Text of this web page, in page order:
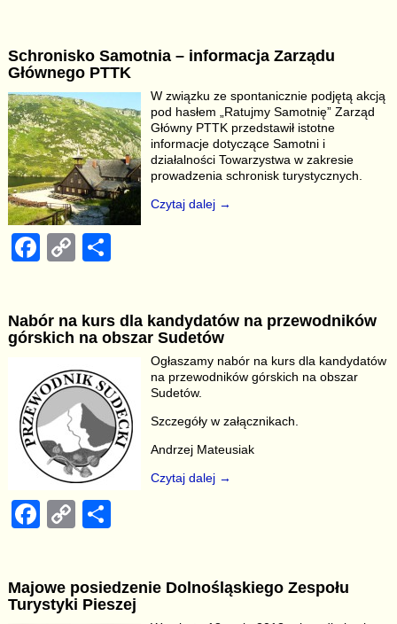
e
b
o
o
k
y
Li
n
k
e
Schronisko Samotnia – informacja Zarządu
Głównego PTTK
W związku ze spontanicznie podjętą akcją
pod hasłem „Ratujmy Samotnię” Zarząd
Główny PTTK przedstawił istotne
informacje dotyczące Samotni i
działalności Towarzystwa w zakresie
prowadzenia schronisk turystycznych.
Czytaj dalej →
F
e
o
o
k
C
y
n
k
S
e
Nabór na kurs dla kandydatów na przewodników
górskich na obszar Sudetów
Ogłaszamy nabór na kurs dla kandydatów
na przewodników górskich na obszar
Sudetów.
Szczegóły w załącznikach.
Andrzej Mateusiak
Czytaj dalej →
F
e
C
y
e
Majowe posiedzenie Dolnośląskiego Zespołu
Turystyki Pieszej